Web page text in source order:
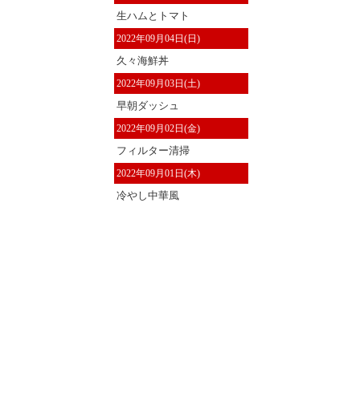
生ハムとトマト
2022年09月04日(日)
久々海鮮丼
2022年09月03日(土)
早朝ダッシュ
2022年09月02日(金)
フィルター清掃
2022年09月01日(木)
冷やし中華風